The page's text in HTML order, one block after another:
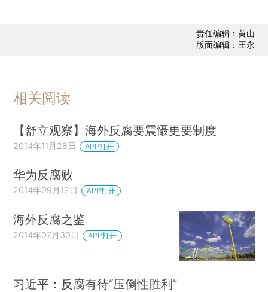
责任编辑：黄山
版面编辑：王永
相关阅读
【舒立观察】海外反腐要震慑更要制度
2014年11月28日 APP打开
华为反腐败
2014年09月12日 APP打开
海外反腐之鉴
2014年07月30日 APP打开
习近平：反腐有待“压倒性胜利”